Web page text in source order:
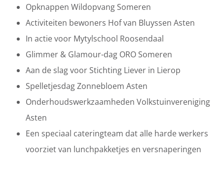
Opknappen Wildopvang Someren
Activiteiten bewoners Hof van Bluyssen Asten
In actie voor Mytylschool Roosendaal
Glimmer & Glamour-dag ORO Someren
Aan de slag voor Stichting Liever in Lierop
Spelletjesdag Zonnebloem Asten
Onderhoudswerkzaamheden Volkstuinvereniging
Asten
Een speciaal cateringteam dat alle harde werkers
voorziet van lunchpakketjes en versnaperingen